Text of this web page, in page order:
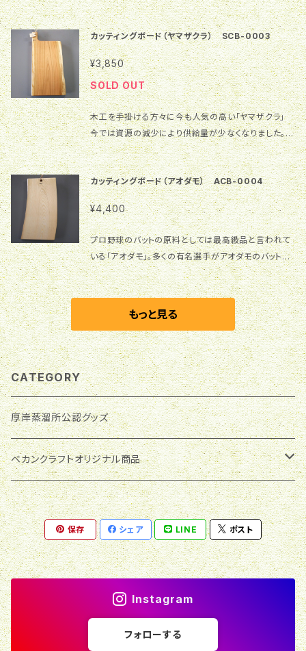
面はクルミオイル塗装で仕上げています。木本来の風
合いをお楽しみいただく塗装ですが、水滴が付くとシミ
になりやすく、キズも付きやすいのでご注意ください。 2.
お手入れの時は水で軽く洗い、乾いた布で素早く拭いて
乾かしてください。水の中に長く浸けると木が劣化する
原因になります。 3.食器乾燥機の使用はおやめくださ
い。変形しますので、自然乾燥でお願いします。
やサイズが異なることがありますことをご理解くださ
い。 3.一枚板を使用しているため、反りや割れが入る場
合があります。木が生きていると感じお付き合いいただ
けると幸いです。 【ご使用上の注意】 1.本商品の表面は
クルミオイル塗装で仕上げています。木本来の風合いを
お楽しみいただく塗装ですが、水滴が付くとシミになり
やすく、キズも付きやすいのでご注意ください。 2.お手
入れの時は水で軽く洗い、乾いた布で素早く拭いて乾か
してください。水の中に長く浸けると木が劣化する原因
になります。 3.食器乾燥機の使用はおやめください。変
形しますので、自然乾燥でお願いします。
表札の材料として現在でも使われております。 そんな
希少な材料を大切に保管していた中から、今回はカッ
ティングボードを製作してみました。 樹 種：ヤマザク
ラ 仕上げ：クルミオイル サイズ：縦37㎝（取手を含め
て）×横19.8㎝×厚2㎝ 【ご購入の前にご確認お願いし
ます】 1.画像の商品を実際にお届けいたします。色合い
や雰囲気等が違って見える場合がありますことをご理
解ください。 2.一つ一つ手作業で製作しています。形や
サイズが異なることがありますことをご理解ください。
3.一枚板を使用しているため、反りや割れが入る場合
があります。木が生きていると感じお付き合いいただけ
ると幸いです。 【ご使用上の注意】 1.本商品の表面はク
ルミオイル塗装で仕上げています。木本来の風合いをお
楽しみいただく塗装ですが、水滴が付くとシミになりや
すく、キズも付きやすいのでご注意ください。 2.お手入
れの時は水で軽く洗い、乾いた布で素早く拭いて乾かし
てください。水の中に長く浸けると木が劣化する原因に
なります。 3.食器乾燥機の使用はおやめください。変形
しますので、自然乾燥でお願いします。
カッティングボード（ヤマザクラ） SCB-0003
¥3,850
SOLD OUT
木工を手掛ける方々に今も人気の高い「ヤマザクラ」
今では資源の減少により供給量が少なくなりました。
表札の材料として現在でも使われております。 そんな
希少な材料を大切に保管していた中から、今回はカッ
ティングボードを製作してみました。 樹 種：ヤマザク
ラ 仕上げ：クルミオイル サイズ：縦32.3㎝（取手を含
めて）×横16.8㎝×厚2.2㎝ 【ご購入の前にご確認お願
いします】 1.画像の商品を実際にお届けいたします。色
合いや雰囲気等が違って見える場合がありますことを
ご理解ください。 2.一つ一つ手作業で製作しています。
形やサイズが異なることがありますことをご理解くださ
い。 3.一枚板を使用しているため、反りや割れが入る場
合があります。木が生きていると感じお付き合いいただ
けると幸いです。 【ご使用上の注意】 1.本商品の表面は
クルミオイル塗装で仕上げています。木本来の風合いを
お楽しみいただく塗装ですが、水滴が付くとシミになり
やすく、キズも付きやすいのでご注意ください。 2.お手
入れの時は水で軽く洗い、乾いた布で素早く拭いて乾か
してください。水の中に長く浸けると木が劣化する原因
になります。 3.食器乾燥機の使用はおやめください。変
形しますので、自然乾燥でお願いします。
カッティングボード（アオダモ） ACB-0004
¥4,400
プロ野球のバットの原料としては最高級品と言われて
いる「アオダモ」。多くの有名選手がアオダモのバットを
使用していました。今では資源の減少により供給ができ
なくなり、アオダモのバットを使用している選手はいま
せん。 そんな希少なバットとしては使えない材料を大
切に保管していた中から、今回はカッティングボードを
製作してみました。 樹 種：厚岸産アオダモ 仕上げ：ク
ルミオイル サイズ：縦33.5㎝×横19㎝（最大幅）×厚1.8
㎝ 特 徴：一般的に「アオダモ」という木材を簡単に入
手することはできません。それだけ珍しい木材であるこ
とは間違いありません。北海道の太平洋側の一部にし
か植生していません。 【ご購入の前にご確認お願いしま
す】 1.画像の商品を実際にお届けいたします。色合いや
雰囲気等が違って見える場合がありますことをご理解
ください。 2.一つ一つ手作業で製作しています。形やサ
イズが異なることがありますことをご理解ください。 3.
一枚板を使用しているため、反りや割れが入る場合が
あります。木が生きていると感じお付き合いいただける
と幸いです。 【ご使用上の注意】 1.本商品の表面はクル
ミオイル塗装で仕上げています。木本来の風合いをお
楽しみいただく塗装ですが、水滴が付くとシミになりや
れの時は水で軽く洗い、乾いた布で素早く拭いて乾かし
てください。水の中に長く浸けると木が劣化する原因に
なります。 3.食器乾燥機の使用はおやめください。変形
もっと見る
CATEGORY
厚岸蒸溜所公認グッズ
ベカンクラフトオリジナル商品
カッティングボード
トレイ
コースター
保存 シェア LINE ポスト
Instagram
フォローする